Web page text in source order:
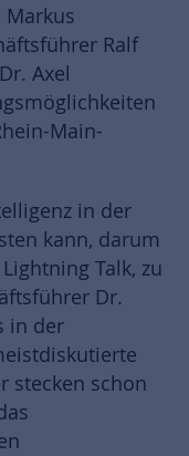
Markus
Ralf
Axel
Main-
in der
kann, darum
Talk, zu
Dr.
in der
stecken schon